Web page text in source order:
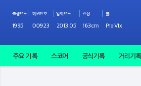
출생년도
1995
회원번호
00923
입회년도
2013.05
신장
163cm
볼
Pro V1x
주요 기록 스코어 공식기록 거리기록